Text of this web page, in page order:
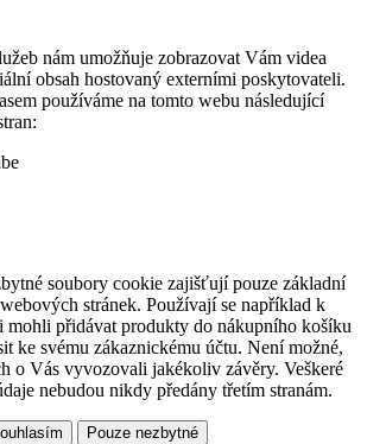
nám umožňuje zobrazovat Vám videa
obsah hostovaný externími poskytovateli.
používáme na tomto webu následující
soubory cookie zajišťují pouze základní
stránek. Používají se například k
mohli přidávat produkty do nákupního košíku
ke svému zákaznickému účtu. Není možné,
o Vás vyvozovali jakékoliv závěry. Veškeré
nebudou nikdy předány třetím stranám.
Pouze nezbytné